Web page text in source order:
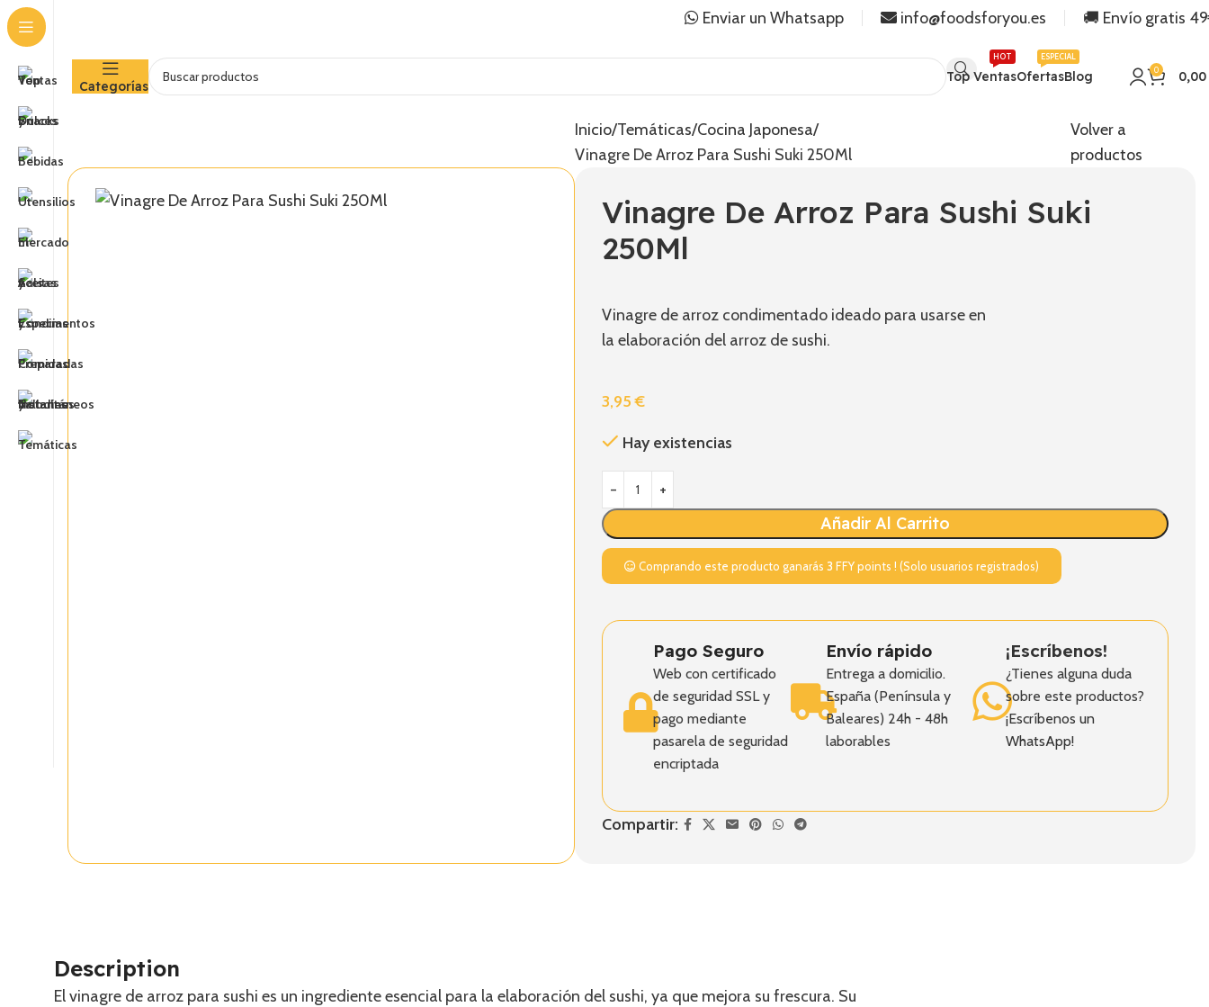
Enviar un Whatsapp info@foodsforyou.es 🚚 Envío gratis
Categorías
Top Ventas
HOT
Ofertas
ESPECIAL
Blog 0 0,00
Inicio Temáticas Cocina Japonesa
Vinagre De Arroz Para Sushi Suki 250Ml
Volver a
productos
Vinagre De Arroz Para Sushi Suki
250Ml
Vinagre de arroz condimentado ideado para usarse en
la elaboración del arroz de sushi.
3,95€
Hay existencias
Añadir Al Carrito
Comprando este producto ganarás3 FFY points ! (Solo usuarios registrados)
Pago Seguro
Web con certificado
de seguridad SSL y
pago mediante
pasarela de seguridad
encriptada
Envío rápido
Entrega a domicilio.
España (Península y
Baleares) 24h - 48h
laborables
¡Escríbenos!
¿Tienes alguna duda
sobre este productos?
¡Escríbenos un
WhatsApp!
Compartir:
Description
El vinagre de arroz para sushi es un ingrediente esencial para la elaboración del sushi, ya que mejora su frescura. Su